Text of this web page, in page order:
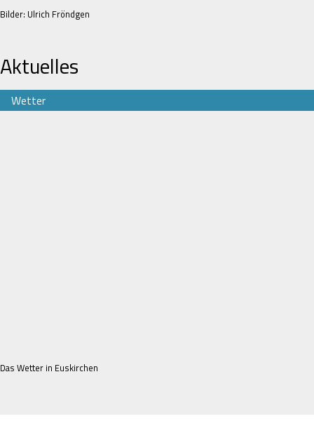
Bilder: Ulrich Fröndgen
Aktuelles
Wetter
Das Wetter in Euskirchen